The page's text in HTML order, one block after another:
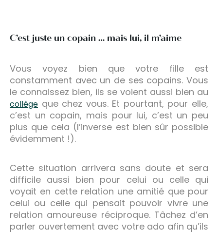
C’est juste un copain … mais lui, il m’aime
Vous voyez bien que votre fille est
constamment avec un de ses copains. Vous
le connaissez bien, ils se voient aussi bien au
collège que chez vous. Et pourtant, pour elle,
c’est un copain, mais pour lui, c’est un peu
plus que cela (l’inverse est bien sûr possible
évidemment !).
Cette situation arrivera sans doute et sera
difficile aussi bien pour celui ou celle qui
voyait en cette relation une amitié que pour
celui ou celle qui pensait pouvoir vivre une
relation amoureuse réciproque. Tâchez d’en
parler ouvertement avec votre ado afin qu’ils